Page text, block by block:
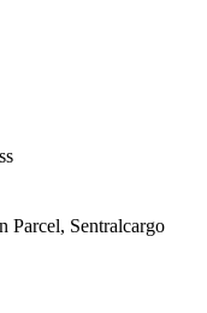
Parcel, Sentralcargo